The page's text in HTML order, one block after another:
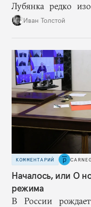
Лубянка редко
больно хорошо
Иван Толстой
КОММЕНТАРИЙ
Началось, или О
режима
В России